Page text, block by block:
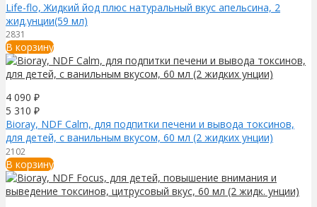
Life-flo, Жидкий йод плюс натуральный вкус апельсина, 2
жид.унции(59 мл)
2831
В корзину
4 090 ₽
5 310 ₽
Bioray, NDF Calm, для подпитки печени и вывода токсинов,
для детей, с ванильным вкусом, 60 мл (2 жидких унции)
2102
В корзину